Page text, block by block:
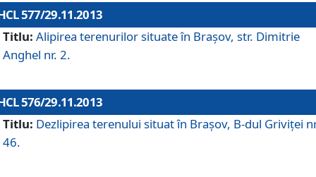
577/29.11.2013
Titlu: Alipirea terenurilor situate în Braşov, str. Dimitrie
Anghel nr. 2.
576/29.11.2013
Titlu: Dezlipirea terenului situat în Braşov, B-dul Griviţei
46.